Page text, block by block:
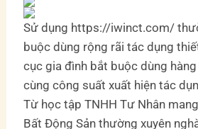
Sử dụng https://iwinct.com/
buộc dùng rộng rãi tác dụng
cục gia đình bắt buộc dùng
cùng công suất xuất hiện tác
Từ học tập TNHH Tư Nhân
Bất Động Sản thường xuyên